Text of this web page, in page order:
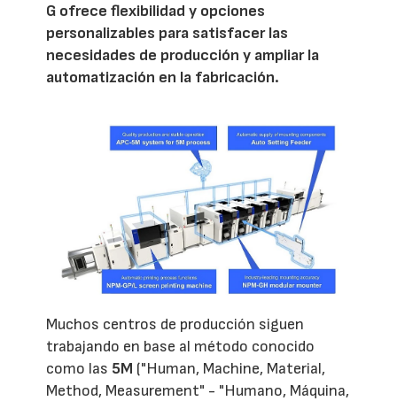
G ofrece flexibilidad y opciones
personalizables para satisfacer las
necesidades de producción y ampliar la
automatización en la fabricación.
Muchos centros de producción siguen
trabajando en base al método conocido
como las 5M ("Human, Machine, Material,
Method, Measurement" - "Humano, Máquina,